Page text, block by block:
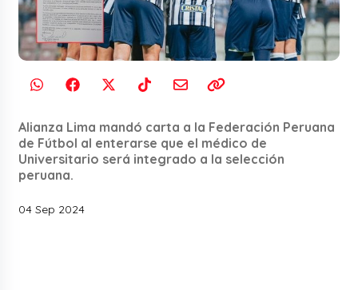
Alianza Lima mandó carta a la Federación Peruana
de Fútbol al enterarse que el médico de
Universitario será integrado a la selección
peruana.
04 Sep 2024